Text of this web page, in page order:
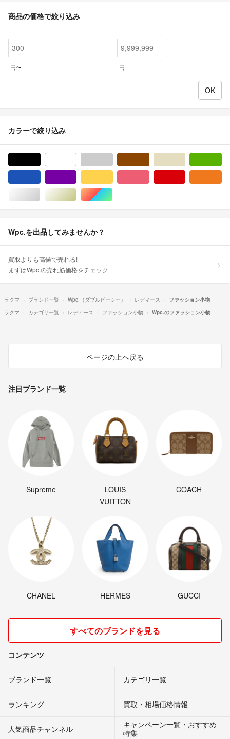
商品の価格で絞り込み
円〜 円
カラーで絞り込み
シルバー/銀色系ゴールド/金色系マルチカラー
Wpc.を出品してみませんか？
買取よりも高値で売れる!
まずはWpc.の売れ筋価格をチェック
ラクマ ブランド一覧 Wpc.（ダブルピーシー） レディース
ファッション小物
ラクマ
カテゴリ一覧 レディース ファッション小物 Wpc.のファッション小物
ページの上へ戻る
注目ブランド一覧
Supreme
LOUIS
VUITTON
COACH
CHANEL HERMES GUCCI
すべてのブランドを見る
コンテンツ
ブランド一覧 カテゴリ一覧
ランキング 買取・相場価格情報
人気商品チャンネル
キャンペーン一覧・おすすめ
特集